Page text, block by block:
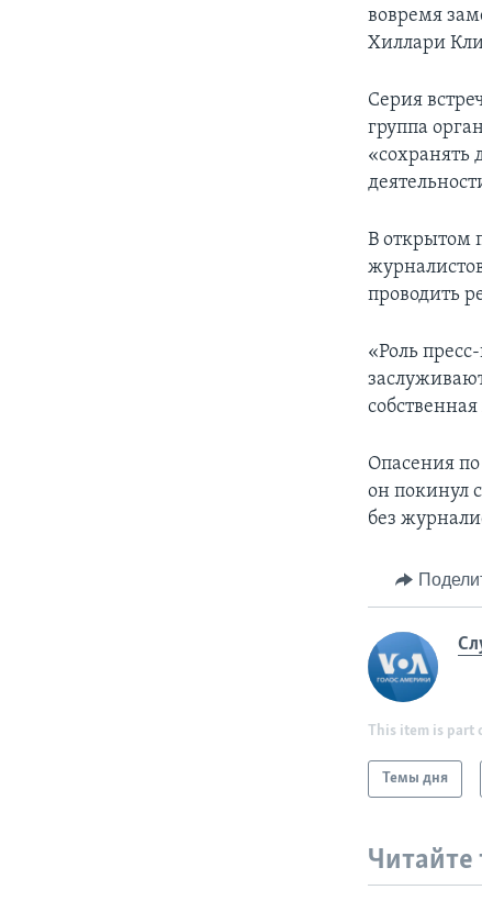
вовремя
Хиллари
Серия
группа
«сохранять
В открытом
проводить
«Роль
Опасения
он покинул
без
This item is part
Темы дня
Читайте